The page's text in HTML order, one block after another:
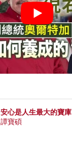
安心是人生最大的寶庫
譚寶碩